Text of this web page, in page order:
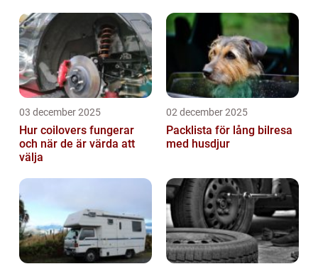
03 december 2025
Hur coilovers fungerar
och när de är värda att
välja
02 december 2025
Packlista för lång bilresa
med husdjur